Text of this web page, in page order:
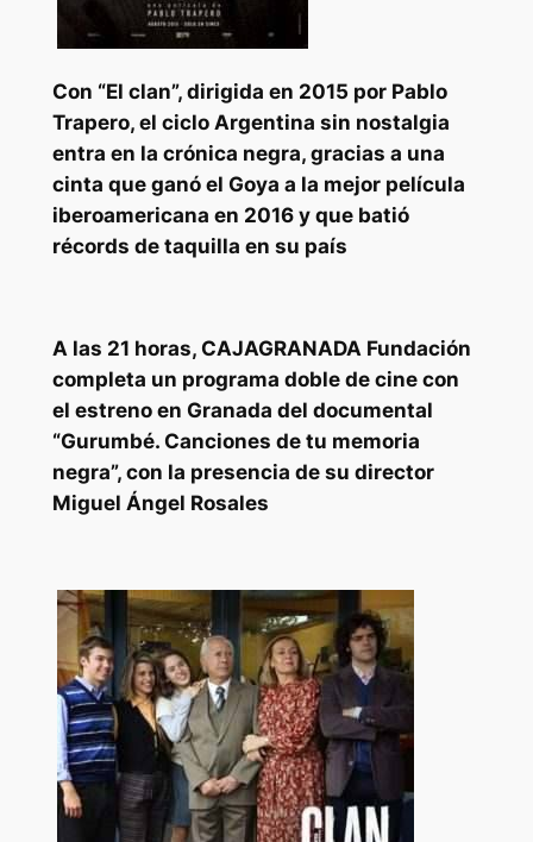
Con “El clan”, dirigida en 2015 por Pablo
Trapero, el ciclo Argentina sin nostalgia
entra en la crónica negra, gracias a una
cinta que ganó el Goya a la mejor película
iberoamericana en 2016 y que batió
récords de taquilla en su país
A las 21 horas, CAJAGRANADA Fundación
completa un programa doble de cine con
el estreno en Granada del documental
“Gurumbé. Canciones de tu memoria
negra”, con la presencia de su director
Miguel Ángel Rosales